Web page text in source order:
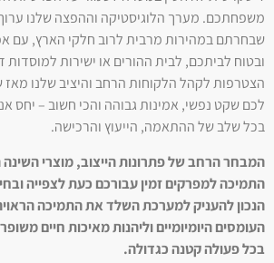
משפחתכם. מערך הלוגיסטיקה וההפצה שלנו
שבחרתם במהירות מרבית לרוב חלקי הארץ, עם
ובטוח לביתכם, לבית ההורים או ישירות למוסדות
לכם שקט נפשי, אמינות גבוהה והכי חשוב – יחס
בכל שלב של ההתאמה, הייעוץ והרכישה.
המבחר הרחב של פתרונות הייצוב, מוצרי השינה
התמיכה למפרקים זמין עבורכם כעת לצפייה
הנכון להעניק למערכת השלד את התמיכה
העומסים היומיומיים וליהנות מאיכות חיים
בכל פעולה קטנה כגדולה.